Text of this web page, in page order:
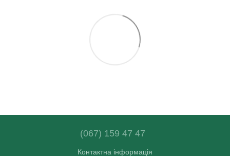
(067) 159 47 47
Контактна інформація